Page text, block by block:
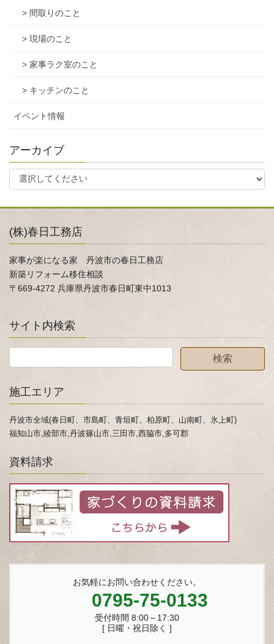
> 間取りのこと
> 現場のこと
> 家事ラク室のこと
> キッチンのこと
イベント情報
アーカイブ
(株)春日工務店
家事が楽になる家 丹波市の春日工務店
新築リフォーム移住相談
〒669-4272 兵庫県丹波市春日町東中1013
サイト内検索
施工エリア
丹波市全域(春日町、市島町、青垣町、柏原町、山南町、氷上町)
福知山市,綾部市,丹波篠山市,三田市,西脇市,多可郡
資料請求
お気軽にお問い合わせください。
0795-75-0133
受付時間 8:00～17:30
[ 日曜・祝日除く ]